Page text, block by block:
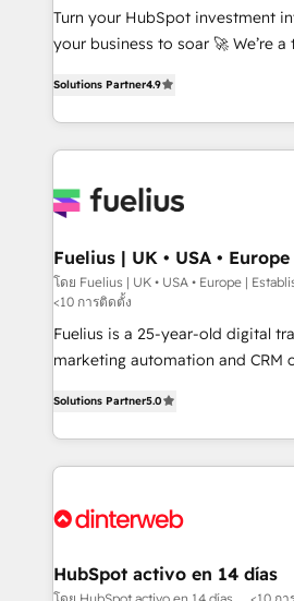
42001:2023 certified - the AI
GuardHub: our AI governance
'𝗖𝗼𝗻𝘁𝗮𝗰𝘁 𝗯𝘂𝘀𝗶𝗻𝗲𝘀𝘀' button to
𝘴𝘶𝘱𝘦𝘳 𝘳𝘦𝘴𝘱𝘰𝘯𝘴𝘪𝘷𝘦)
Turn your HubSpot investment
your business to soar 🚀 We’re a team of accredited
implement the platform into
environments, optimise what
sure you can actually use it,
for you and execute it on HubSpot. We are on
framework, meaning we've
HubSpot and vetted by the CCS,
can support public sector
other ones listed in our profile. Our services: -
HubSpot implementation - HubSpot CMS website
is there for you to: - Grow revenue, and run your
business more efficiently - Build stronger
relationships with customers - Make better
more people - Get the most out of your HubSpot
Solutions Partner4.9
Fuelius | UK • USA •
1998
โดย Fuelius | UK • USA • Europe |
<10 การติดตั้ง
Fuelius is a 25-year-old digital
marketing automation and CRM
maximise their return from digital
growth. We modernise platforms, streamline
operations that are causing
supercharge revenue operations Key services: • CRM
Transformation / Web
Sales Consulting • Marketing
Solutions Partner5.0
HubSpot activo en 14 días